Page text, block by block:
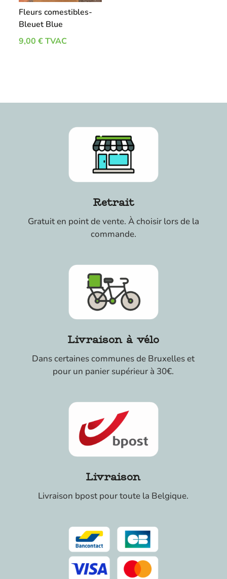
Fleurs comestibles-
Bleuet Blue
9,00€ TVAC
Retrait
Gratuit en point de vente. À choisir lors de la
commande.
Livraison à vélo
Dans certaines communes de Bruxelles et
pour un panier supérieur à 30€.
Livraison
Livraison bpost pour toute la Belgique.